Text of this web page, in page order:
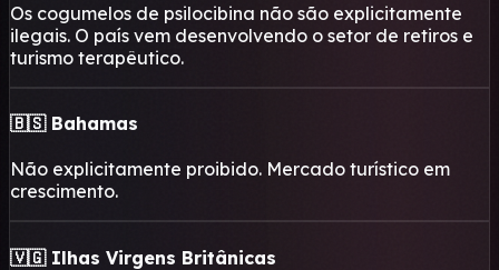
Os cogumelos de psilocibina não são explicitamente
ilegais. O país vem desenvolvendo o setor de retiros e
turismo terapêutico.
🇧🇸 Bahamas
Não explicitamente proibido. Mercado turístico em
crescimento.
🇻🇬 Ilhas Virgens Britânicas